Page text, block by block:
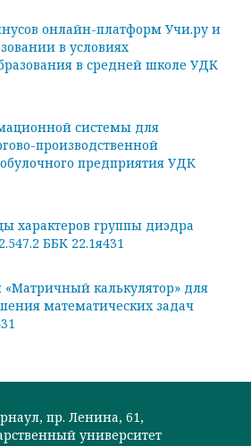
онлайн-платформ Учи.ру и
в условиях
в средней школе УДК
системы для
производственной
предприятия УДК
характеров группы диэдра
ББК 22.1я431
«Матричный калькулятор» для
математических задач
пр. Ленина, 61,
университет